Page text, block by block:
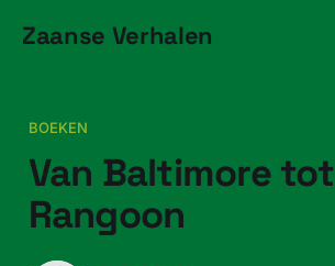
Zaanse Verhalen
BOEKEN
Van Baltimore tot
Rangoon